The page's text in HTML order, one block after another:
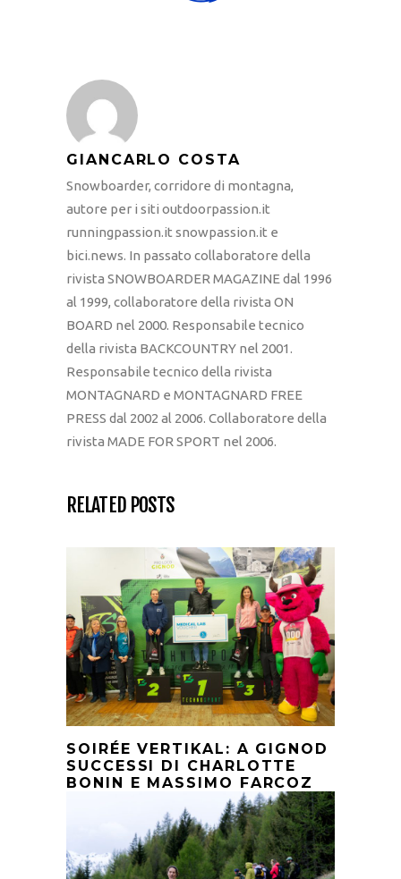
GIANCARLO COSTA
Snowboarder, corridore di montagna,
autore per i siti outdoorpassion.it
runningpassion.it snowpassion.it e
bici.news. In passato collaboratore della
rivista SNOWBOARDER MAGAZINE dal 1996
al 1999, collaboratore della rivista ON
BOARD nel 2000. Responsabile tecnico
della rivista BACKCOUNTRY nel 2001.
Responsabile tecnico della rivista
MONTAGNARD e MONTAGNARD FREE
PRESS dal 2002 al 2006. Collaboratore della
rivista MADE FOR SPORT nel 2006.
RELATED POSTS
SOIRÉE VERTIKAL: A GIGNOD
SUCCESSI DI CHARLOTTE
BONIN E MASSIMO FARCOZ